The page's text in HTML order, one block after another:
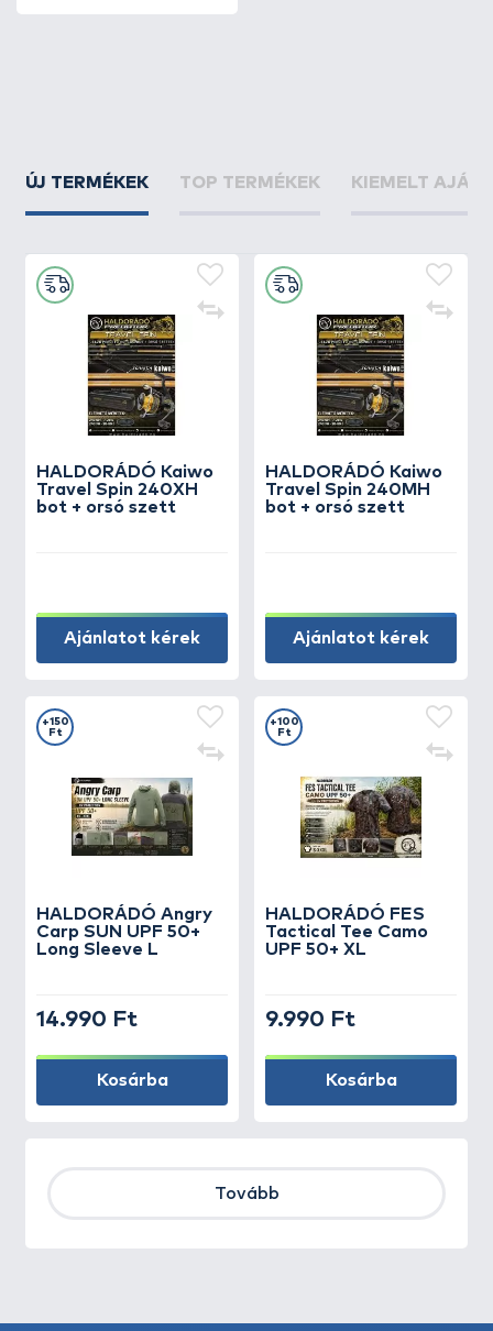
ÚJ TERMÉKEK TOP TERMÉKEK KIEMELT
HALDORÁDÓ Kaiwo
Travel Spin 240XH
bot + orsó szett
Ajánlatot kérek
HALDORÁDÓ Kaiwo
Travel Spin 240MH
bot + orsó szett
Ajánlatot kérek
HALDORÁDÓ Angry
Carp SUN UPF 50+
Long Sleeve L
+150
Ft
14.990 Ft
Kosárba
HALDORÁDÓ FES
Tactical Tee Camo
UPF 50+ XL
+100
Ft
9.990 Ft
Kosárba
Tovább